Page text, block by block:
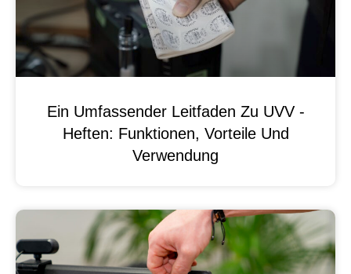
Ein Umfassender Leitfaden Zu UVV -
Heften: Funktionen, Vorteile Und
Verwendung